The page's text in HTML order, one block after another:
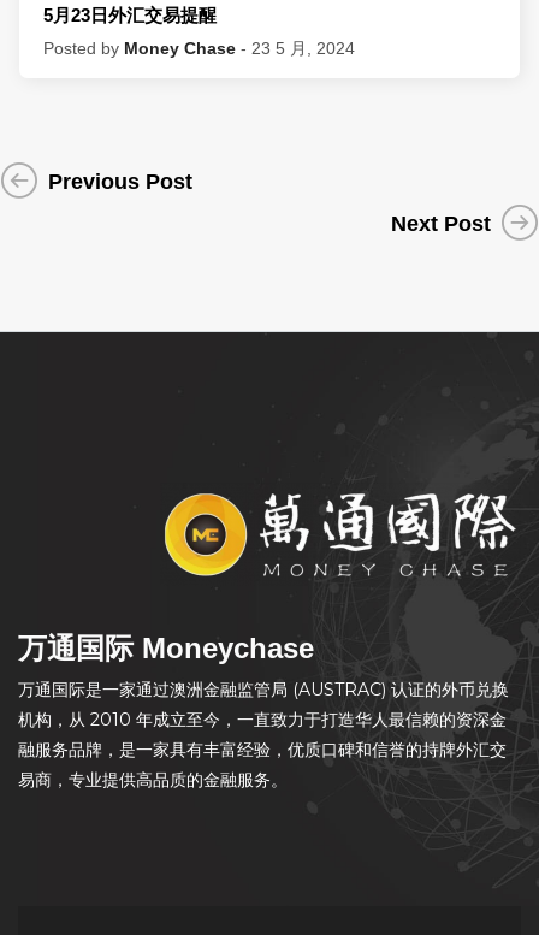
5月23日外汇交易提醒
Posted by Money Chase - 23 5 月, 2024
Previous Post
Next Post
万通国际 Moneychase
万通国际是一家通过澳洲金融监管局 (AUSTRAC) 认证的外币兑换
机构，从 2010 年成立至今，一直致力于打造华人最信赖的资深金
融服务品牌，是一家具有丰富经验，优质口碑和信誉的持牌外汇交
易商，专业提供高品质的金融服务。